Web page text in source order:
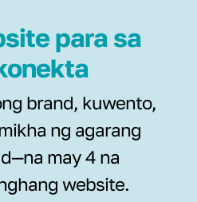
para sa
brand, kuwento,
ng agarang
may 4 na
website.